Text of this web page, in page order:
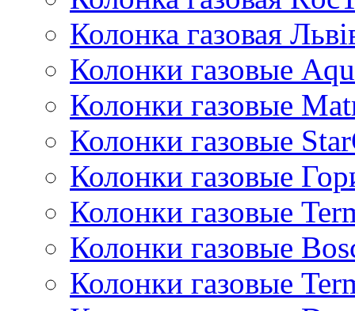
Колонка газовая
Колонки газовые
Колонки газовые
Колонки газовые
Колонки газовые
Колонки газовые
Колонки газовые
Колонки газовые